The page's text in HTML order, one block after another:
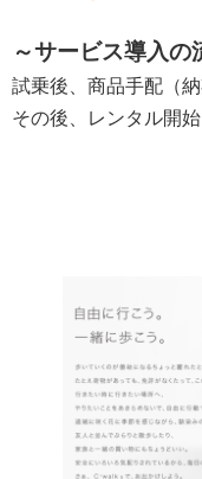
～サービス導入の
試乗後、商品手配（
その後、レンタル開始